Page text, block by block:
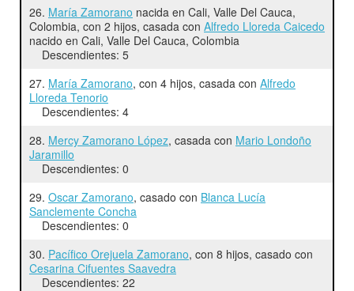
26. María Zamorano nacida en Cali, Valle Del Cauca,
Colombia, con 2 hijos, casada con Alfredo Lloreda Caicedo
nacido en Cali, Valle Del Cauca, Colombia
Descendientes: 5
27. María Zamorano, con 4 hijos, casada con Alfredo
Lloreda Tenorio
Descendientes: 4
28. Mercy Zamorano López, casada con Mario Londoño
Jaramillo
Descendientes: 0
29. Oscar Zamorano, casado con Blanca Lucía
Sanclemente Concha
Descendientes: 0
30. Pacífico Orejuela Zamorano, con 8 hijos, casado con
Cesarina Cifuentes Saavedra
Descendientes: 22